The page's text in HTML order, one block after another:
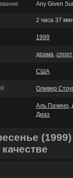
Any Given
2 часа 37
1999
драма, спорт
США
Оливер
Аль Пачино,
Диаз
качестве